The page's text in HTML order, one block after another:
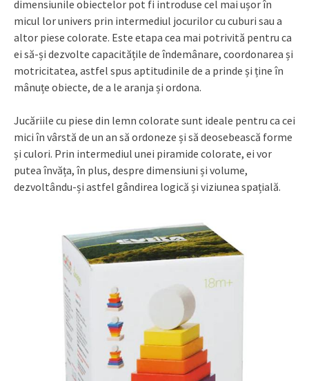
dimensiunile obiectelor pot fi introduse cel mai ușor în
micul lor univers prin intermediul jocurilor cu cuburi sau a
altor piese colorate. Este etapa cea mai potrivită pentru ca
ei să-și dezvolte capacitățile de îndemânare, coordonarea și
motricitatea, astfel spus aptitudinile de a prinde și ține în
mânuțe obiecte, de a le aranja și ordona.
Jucăriile cu piese din lemn colorate sunt ideale pentru ca cei
mici în vârstă de un an să ordoneze și să deosebească forme
și culori. Prin intermediul unei piramide colorate, ei vor
putea învăța, în plus, despre dimensiuni și volume,
dezvoltându-și astfel gândirea logică și viziunea spațială.